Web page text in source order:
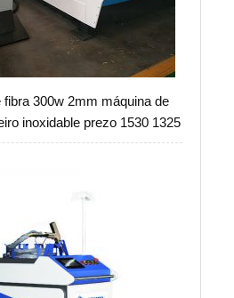
fibra 300w 2mm máquina de
inoxidable prezo 1530 1325